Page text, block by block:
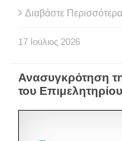
Διαβάστε Περισσότερα
17 Ιούλιος 2026
Ανασυγκρότηση
του